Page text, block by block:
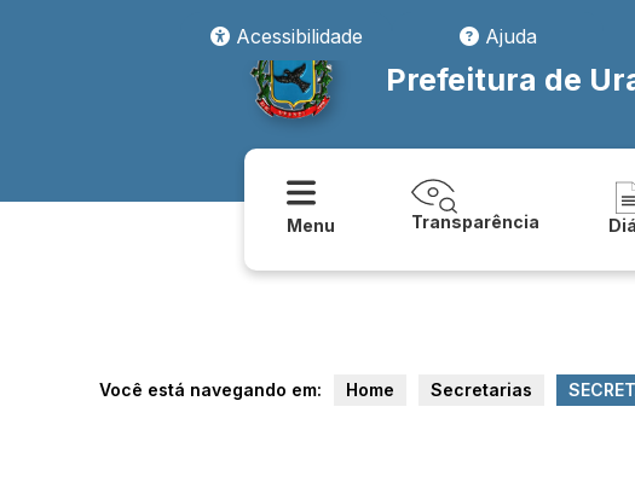
Acessibilidade
Ajuda
Prefeitura de
Menu Transparência
Você está navegando em: Home Secretarias